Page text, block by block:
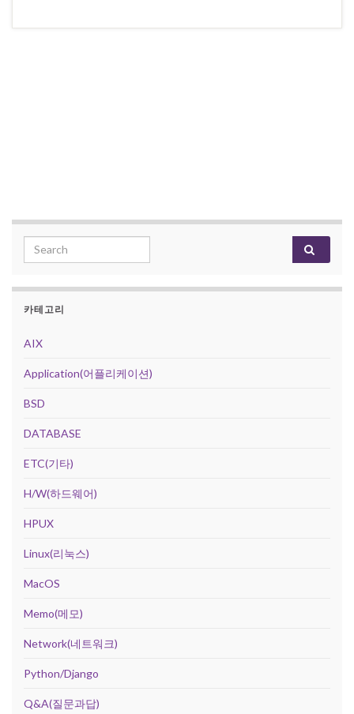
Search for:
카테고리
AIX
Application(어플리케이션)
BSD
DATABASE
ETC(기타)
H/W(하드웨어)
HPUX
Linux(리눅스)
MacOS
Memo(메모)
Network(네트워크)
Python/Django
Q&A(질문과답)